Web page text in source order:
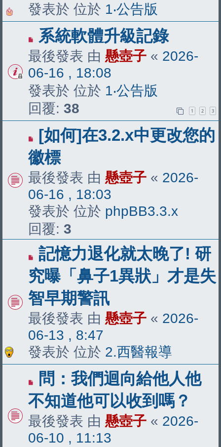
發表於 位於 1‧公告版
有
新
文
章
系統軟體升級記錄
最後發表 由 懸壺子 « 2026-
06-16 , 18:08
發表於 位於 1‧公告版
回覆: 38 1 2 3
有
新
文
章
[如何]在3.2.x中更改您的
徽標
最後發表 由 懸壺子 « 2026-
06-16 , 18:03
發表於 位於 phpBB3.3.x
回覆: 3
有
新
文
章
記憶力退化就太晚了! 研
究曝「鼻子1異狀」才是失
智早期警訊
最後發表 由 懸壺子 « 2026-
06-13 , 8:47
發表於 位於 2.西醫報導
有
新
文
章
問：我們迴向給他人他
不知道他可以收到嗎？
最後發表 由 懸壺子 « 2026-
06-10 , 11:13